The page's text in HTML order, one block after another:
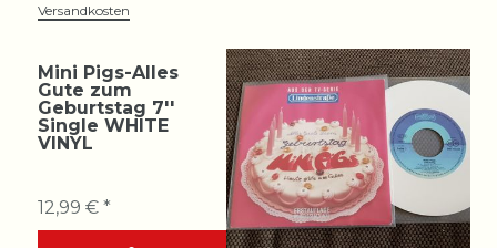
Versandkosten
Mini Pigs-Alles
Gute zum
Geburtstag 7''
Single WHITE
VINYL
12,99 € *